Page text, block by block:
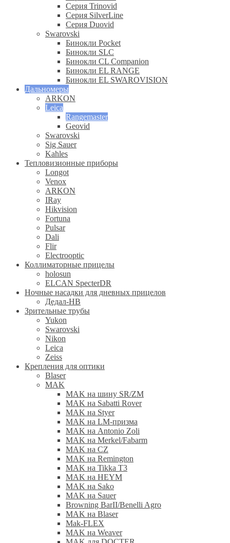
Серия Trinovid
Серия SilverLine
Серия Duovid
Swarovski
Бинокли Pocket
Бинокли SLC
Бинокли CL Companion
Бинокли EL RANGE
Бинокли EL SWAROVISION
Дальномеры
ARKON
Leica
Rangemaster
Geovid
Swarovski
Sig Sauer
Kahles
Тепловизионные приборы
Longot
Venox
ARKON
IRay
Hikvision
Fortuna
Pulsar
Dali
Flir
Electrooptic
Коллиматорные прицелы
holosun
ELCAN SpecterDR
Ночные насадки для дневных прицелов
Дедал-НВ
Зрительные трубы
Yukon
Swarovski
Nikon
Leica
Zeiss
Крепления для оптики
Blaser
MAK
MAK на шину SR/ZM
MAK на Sabatti Rover
MAK на Styer
MAK на LM-призма
MAK на Antonio Zoli
MAK на Merkel/Fabarm
MAK на CZ
MAK на Remington
MAK на Tikka T3
MAK на HEYM
MAK на Sako
MAK на Sauer
Browning BarII/Benelli Agro
MAK на Blaser
Mak-FLEX
MAK на Weaver